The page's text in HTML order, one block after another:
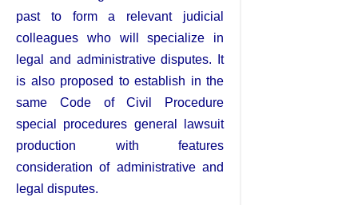
past to form a relevant judicial
colleagues who will specialize in
legal and administrative disputes. It
is also proposed to establish in the
same Code of Civil Procedure
special procedures general lawsuit
production with features
consideration of administrative and
legal disputes.